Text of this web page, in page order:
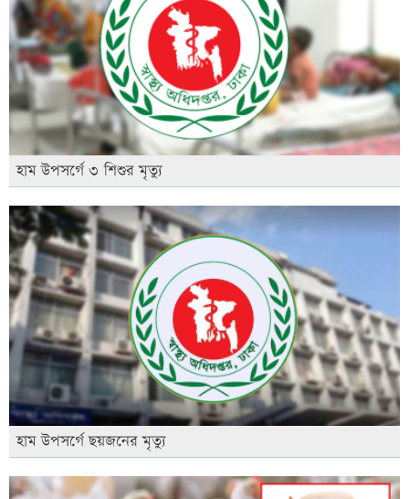
হাম উপসর্গে ৩ শিশুর মৃত্যু
হাম উপসর্গে ছয়জনের মৃত্যু